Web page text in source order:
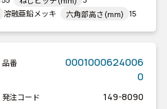
溶融亜鉛メッキ 六角部高さ(mm) 15
品番
0001000624006
0
発注コード 149-8090